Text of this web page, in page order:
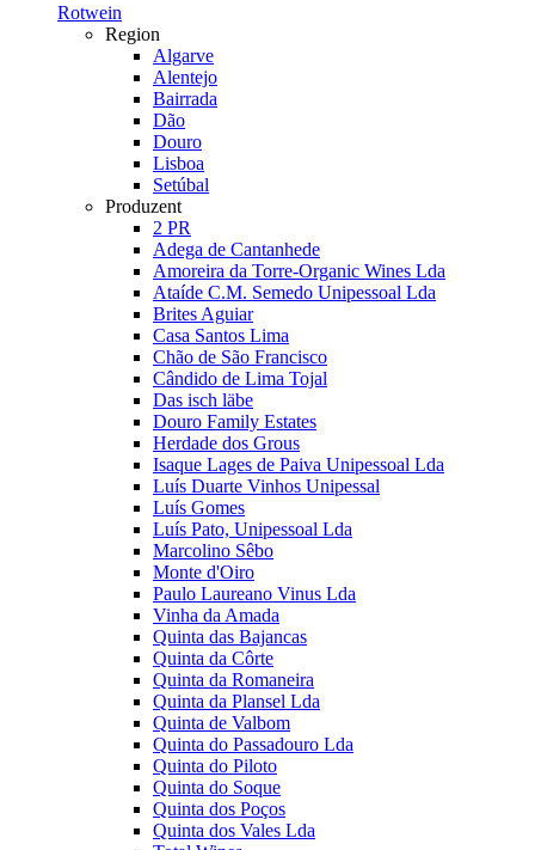
Rotwein
Region
Algarve
Alentejo
Bairrada
Dão
Douro
Lisboa
Setúbal
Produzent
2 PR
Adega de Cantanhede
Amoreira da Torre-Organic Wines Lda
Ataíde C.M. Semedo Unipessoal Lda
Brites Aguiar
Casa Santos Lima
Chão de São Francisco
Cândido de Lima Tojal
Das isch läbe
Douro Family Estates
Herdade dos Grous
Isaque Lages de Paiva Unipessoal Lda
Luís Duarte Vinhos Unipessal
Luís Gomes
Luís Pato, Unipessoal Lda
Marcolino Sêbo
Monte d'Oiro
Paulo Laureano Vinus Lda
Vinha da Amada
Quinta das Bajancas
Quinta da Côrte
Quinta da Romaneira
Quinta da Plansel Lda
Quinta de Valbom
Quinta do Passadouro Lda
Quinta do Piloto
Quinta do Soque
Quinta dos Poços
Quinta dos Vales Lda